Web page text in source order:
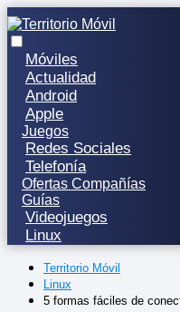
Móviles
Actualidad
Android
Apple
Juegos
Redes Sociales
Telefonía
Ofertas Compañías
Guías
Videojuegos
Linux
Territorio Móvil
Linux
5 formas fáciles de